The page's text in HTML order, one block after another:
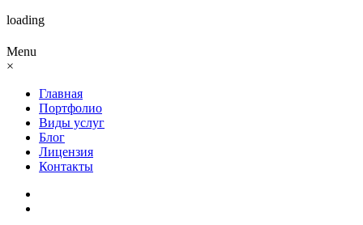
loading
Menu
×
Главная
Портфолио
Виды услуг
Блог
Лицензия
Контакты